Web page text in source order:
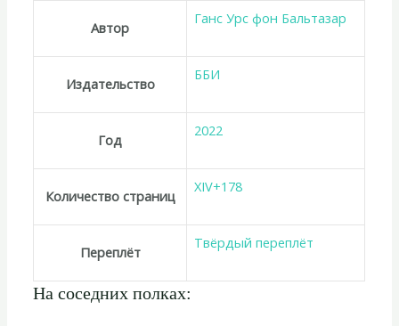
Автор
Ганс Урс фон Бальтазар
Издательство
ББИ
Год
2022
Количество страниц
XIV+178
Переплёт
Твёрдый переплёт
На соседних полках: